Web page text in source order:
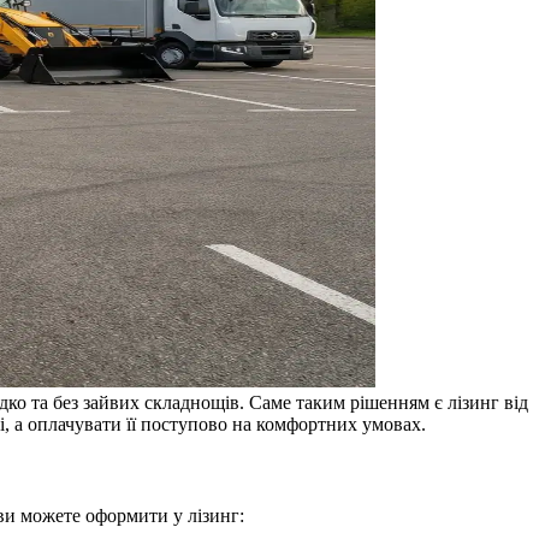
та без зайвих складнощів. Саме таким рішенням є лізинг від
оплачувати її поступово на комфортних умовах.
можете оформити у лізинг: